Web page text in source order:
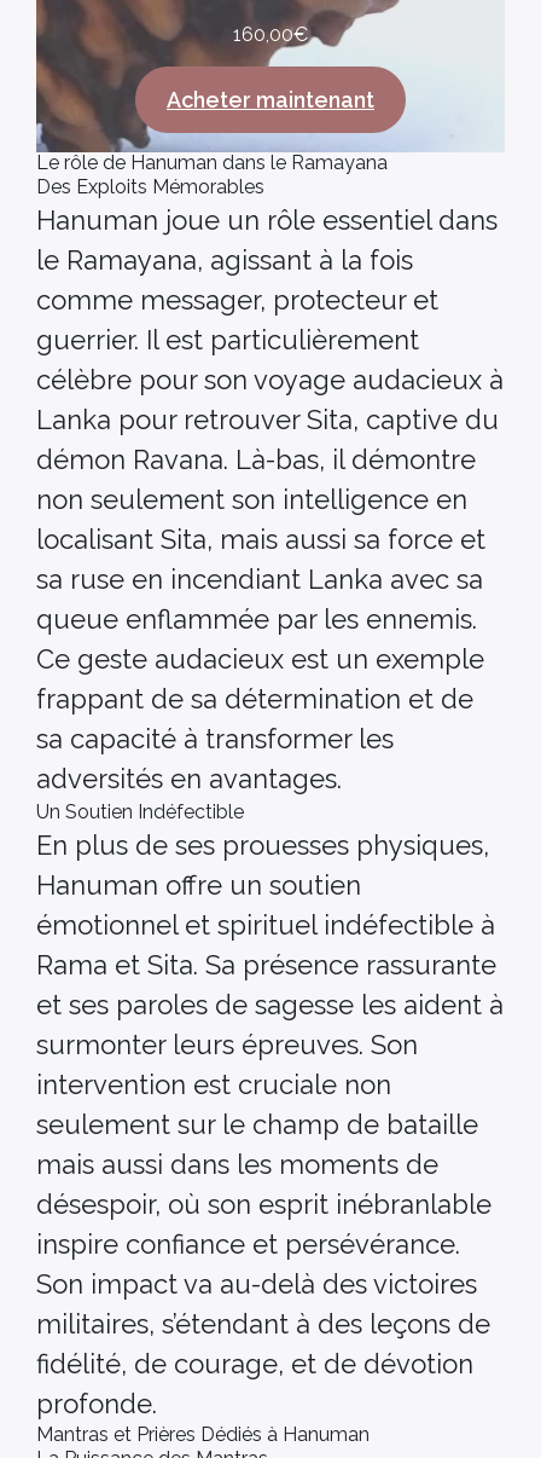
160,00€
Acheter maintenant
Le rôle de Hanuman dans le Ramayana
Des Exploits Mémorables
Hanuman joue un rôle essentiel dans
le Ramayana, agissant à la fois
comme messager, protecteur et
guerrier. Il est particulièrement
célèbre pour son voyage audacieux à
Lanka pour retrouver Sita, captive du
démon Ravana. Là-bas, il démontre
non seulement son intelligence en
localisant Sita, mais aussi sa force et
sa ruse en incendiant Lanka avec sa
queue enflammée par les ennemis.
Ce geste audacieux est un exemple
frappant de sa détermination et de
sa capacité à transformer les
adversités en avantages.
Un Soutien Indéfectible
En plus de ses prouesses physiques,
Hanuman offre un soutien
émotionnel et spirituel indéfectible à
Rama et Sita. Sa présence rassurante
et ses paroles de sagesse les aident à
surmonter leurs épreuves. Son
intervention est cruciale non
seulement sur le champ de bataille
mais aussi dans les moments de
désespoir, où son esprit inébranlable
inspire confiance et persévérance.
Son impact va au-delà des victoires
militaires, s’étendant à des leçons de
fidélité, de courage, et de dévotion
profonde.
Mantras et Prières Dédiés à Hanuman